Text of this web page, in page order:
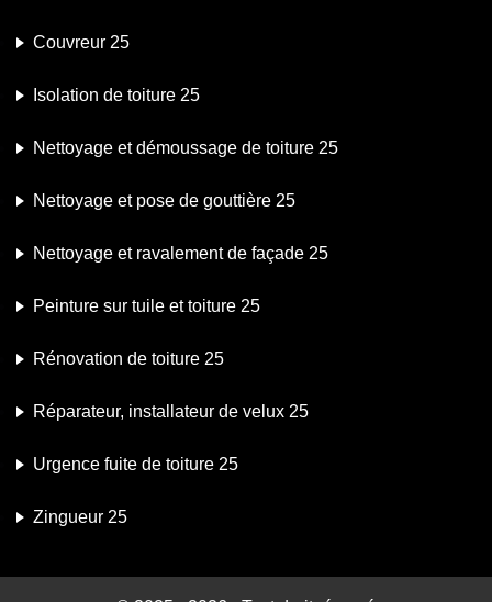
Couvreur 25
Isolation de toiture 25
Nettoyage et démoussage de toiture 25
Nettoyage et pose de gouttière 25
Nettoyage et ravalement de façade 25
Peinture sur tuile et toiture 25
Rénovation de toiture 25
Réparateur, installateur de velux 25
Urgence fuite de toiture 25
Zingueur 25